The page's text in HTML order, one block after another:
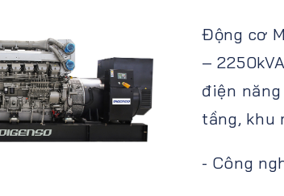
Động cơ
–
điện
tầng, khu
- Công